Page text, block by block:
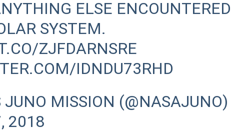
ELSE ENCOUNTERED
SYSTEM.
ZJFDARNSRE
IDNDU73RHD
MISSION (@NASAJUNO)
2018